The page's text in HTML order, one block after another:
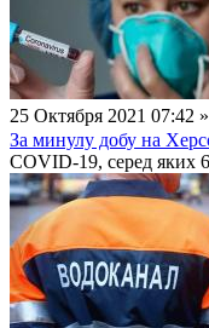
25 Октября 2021 07:42 »
За минулу добу на
СОVID-19, серед яких